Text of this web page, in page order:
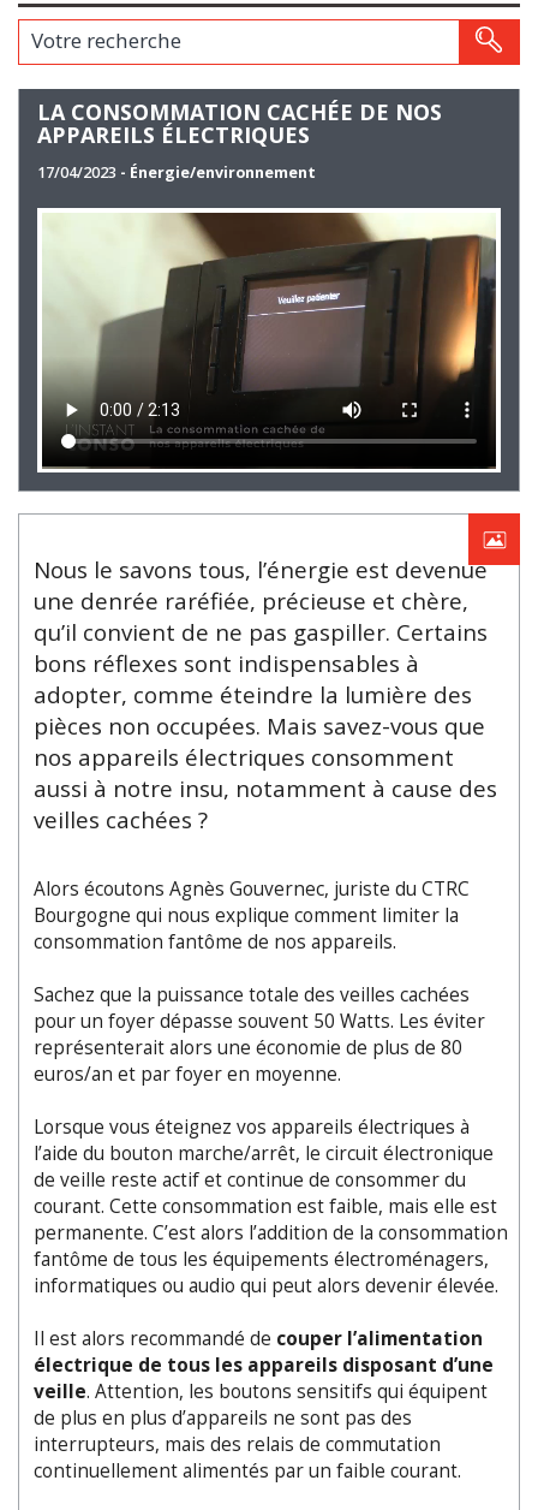
Votre recherche
LA CONSOMMATION CACHÉE DE NOS
APPAREILS ÉLECTRIQUES
17/04/2023 - Énergie/environnement
Nous le savons tous, l’énergie est devenue
une denrée raréfiée, précieuse et chère,
qu’il convient de ne pas gaspiller. Certains
bons réflexes sont indispensables à
adopter, comme éteindre la lumière des
pièces non occupées. Mais savez-vous que
nos appareils électriques consomment
aussi à notre insu, notamment à cause des
veilles cachées ?
Alors écoutons Agnès Gouvernec, juriste du CTRC
Bourgogne qui nous explique comment limiter la
consommation fantôme de nos appareils.
Sachez que la puissance totale des veilles cachées
pour un foyer dépasse souvent 50 Watts. Les éviter
représenterait alors une économie de plus de 80
euros/an et par foyer en moyenne.
Lorsque vous éteignez vos appareils électriques à
l’aide du bouton marche/arrêt, le circuit électronique
de veille reste actif et continue de consommer du
courant. Cette consommation est faible, mais elle est
permanente. C’est alors l’addition de la consommation
fantôme de tous les équipements électroménagers,
informatiques ou audio qui peut alors devenir élevée.
Il est alors recommandé de couper l’alimentation
électrique de tous les appareils disposant d’une
veille. Attention, les boutons sensitifs qui équipent
de plus en plus d’appareils ne sont pas des
interrupteurs, mais des relais de commutation
continuellement alimentés par un faible courant.